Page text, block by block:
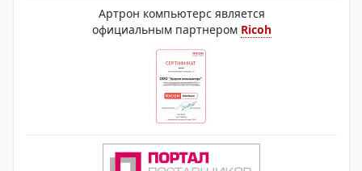
Артрон компьютерс является
официальным партнером Ricoh